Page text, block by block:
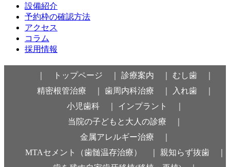
設備紹介
予約枠の確認方法
アクセス
コラム
採用情報
｜ トップページ ｜ 診療案内 ｜
むし歯 ｜
精密根管治療 ｜
歯周内科治療 ｜
入れ歯 ｜
小児歯科 ｜
インプラント ｜
当院の子どもと大人の診療 ｜
金属アレルギー治療 ｜
MTAセメント（歯髄温存治療） ｜
親知らず抜歯 ｜